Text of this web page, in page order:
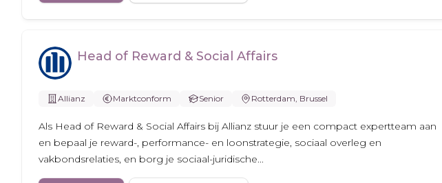
Head of Reward & Social Affairs
Allianz Marktconform Senior Rotterdam, Brussel
Als Head of Reward & Social Affairs bij Allianz stuur je een compact expertteam aan
en bepaal je reward-, performance- en loonstrategie, sociaal overleg en
vakbondsrelaties, en borg je sociaal-juridische...